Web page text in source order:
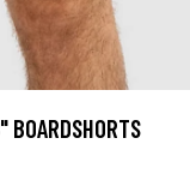
BOARDSHORTS